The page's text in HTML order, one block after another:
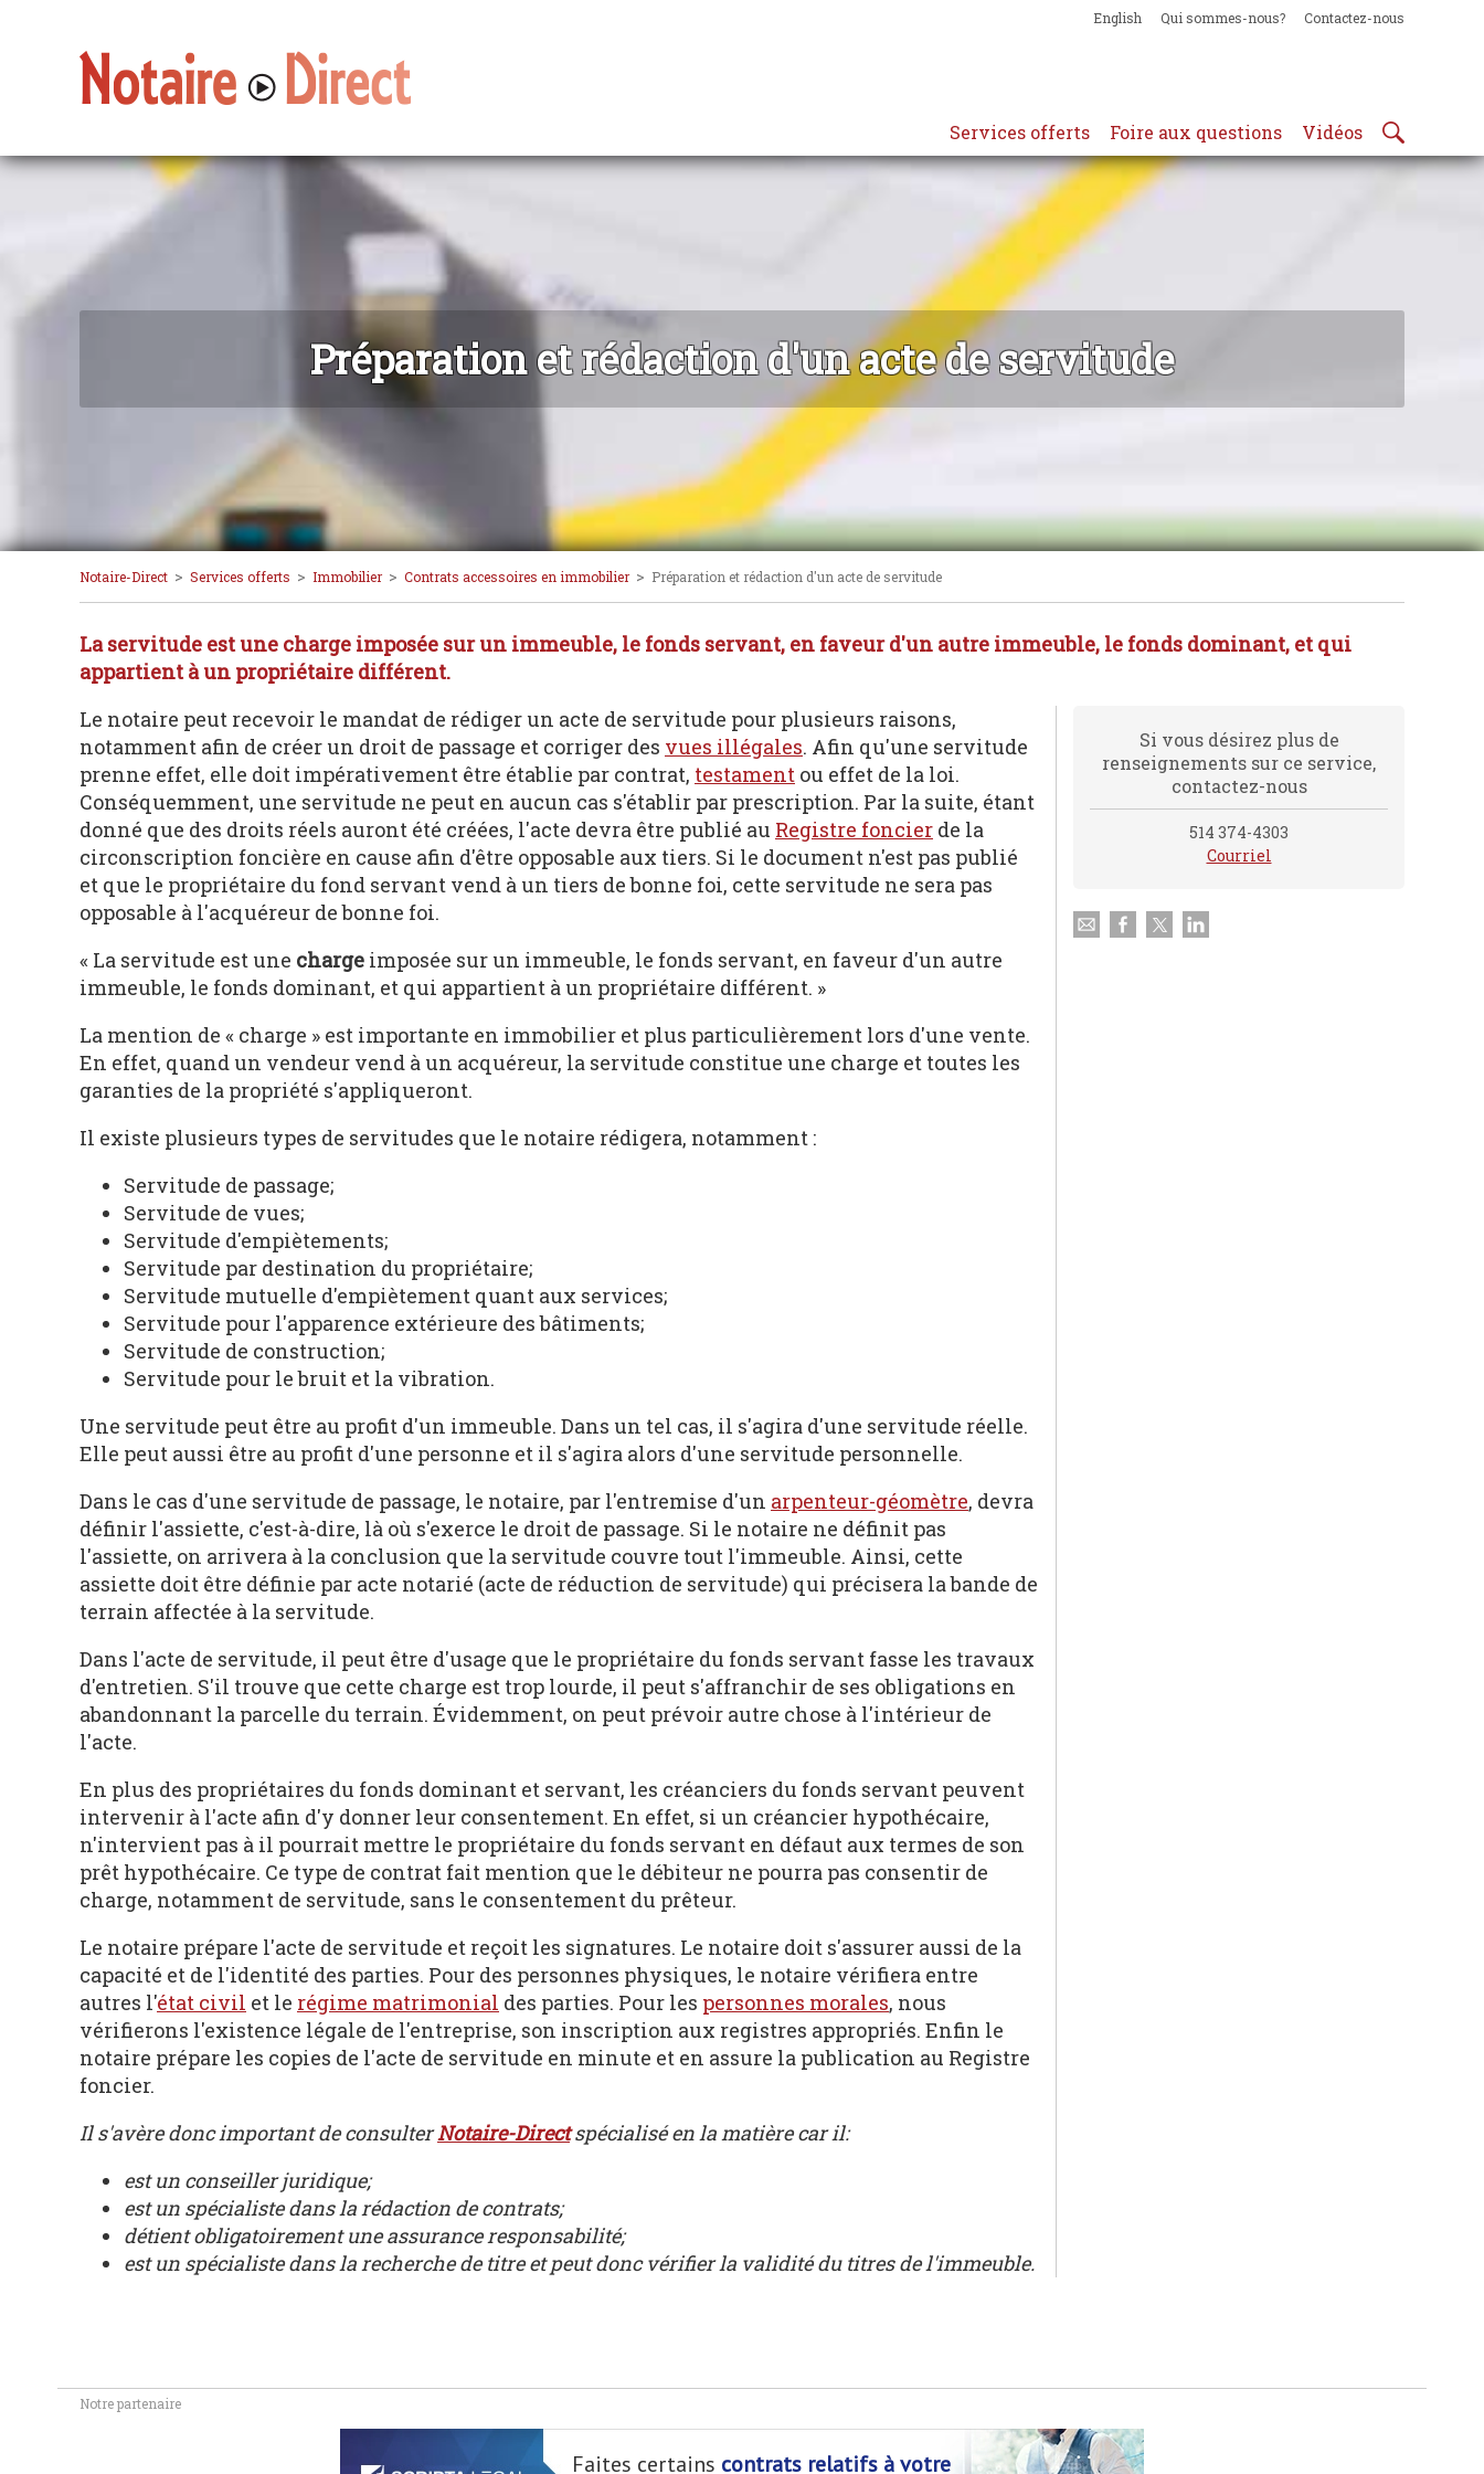
English Qui sommes-nous? Contactez-nous
Services offerts Foire aux questions Vidéos
Préparation et rédaction d'un acte de servitude
Notaire-Direct > Services offerts > Immobilier > Contrats accessoires en immobilier > Préparation et rédaction d'un acte de servitude
La servitude est une charge imposée sur un immeuble, le fonds servant, en faveur d'un autre immeuble, le fonds dominant, et qui
appartient à un propriétaire différent.
Le notaire peut recevoir le mandat de rédiger un acte de servitude pour plusieurs raisons,
notamment afin de créer un droit de passage et corriger des vues illégales. Afin qu'une servitude
prenne effet, elle doit impérativement être établie par contrat, testament ou effet de la loi.
Conséquemment, une servitude ne peut en aucun cas s'établir par prescription. Par la suite, étant
donné que des droits réels auront été créées, l'acte devra être publié au Registre foncier de la
circonscription foncière en cause afin d'être opposable aux tiers. Si le document n'est pas publié
et que le propriétaire du fond servant vend à un tiers de bonne foi, cette servitude ne sera pas
opposable à l'acquéreur de bonne foi.
« La servitude est une charge imposée sur un immeuble, le fonds servant, en faveur d'un autre
immeuble, le fonds dominant, et qui appartient à un propriétaire différent. »
La mention de « charge » est importante en immobilier et plus particulièrement lors d'une vente.
En effet, quand un vendeur vend à un acquéreur, la servitude constitue une charge et toutes les
garanties de la propriété s'appliqueront.
Il existe plusieurs types de servitudes que le notaire rédigera, notamment :
Servitude de passage;
Servitude de vues;
Servitude d'empiètements;
Servitude par destination du propriétaire;
Servitude mutuelle d'empiètement quant aux services;
Servitude pour l'apparence extérieure des bâtiments;
Servitude de construction;
Servitude pour le bruit et la vibration.
Une servitude peut être au profit d'un immeuble. Dans un tel cas, il s'agira d'une servitude réelle.
Elle peut aussi être au profit d'une personne et il s'agira alors d'une servitude personnelle.
Dans le cas d'une servitude de passage, le notaire, par l'entremise d'un arpenteur-géomètre, devra
définir l'assiette, c'est-à-dire, là où s'exerce le droit de passage. Si le notaire ne définit pas
l'assiette, on arrivera à la conclusion que la servitude couvre tout l'immeuble. Ainsi, cette
assiette doit être définie par acte notarié (acte de réduction de servitude) qui précisera la bande de
terrain affectée à la servitude.
Dans l'acte de servitude, il peut être d'usage que le propriétaire du fonds servant fasse les travaux
d'entretien. S'il trouve que cette charge est trop lourde, il peut s'affranchir de ses obligations en
abandonnant la parcelle du terrain. Évidemment, on peut prévoir autre chose à l'intérieur de
l'acte.
En plus des propriétaires du fonds dominant et servant, les créanciers du fonds servant peuvent
intervenir à l'acte afin d'y donner leur consentement. En effet, si un créancier hypothécaire,
n'intervient pas à il pourrait mettre le propriétaire du fonds servant en défaut aux termes de son
prêt hypothécaire. Ce type de contrat fait mention que le débiteur ne pourra pas consentir de
charge, notamment de servitude, sans le consentement du prêteur.
Le notaire prépare l'acte de servitude et reçoit les signatures. Le notaire doit s'assurer aussi de la
capacité et de l'identité des parties. Pour des personnes physiques, le notaire vérifiera entre
autres l'état civil et le régime matrimonial des parties. Pour les personnes morales, nous
vérifierons l'existence légale de l'entreprise, son inscription aux registres appropriés. Enfin le
notaire prépare les copies de l'acte de servitude en minute et en assure la publication au Registre
foncier.
Il s'avère donc important de consulterNotaire-Directspécialisé en la matière car il:
est un conseiller juridique;
est un spécialiste dans la rédaction de contrats;
détient obligatoirement une assurance responsabilité;
est un spécialiste dans la recherche de titre et peut donc vérifier la validité du titres de l'immeuble.
Si vous désirez plus de
renseignements sur ce service,
contactez-nous
514 374-4303
Courriel
Notre partenaire
Faites certains contrats relatifs à votre